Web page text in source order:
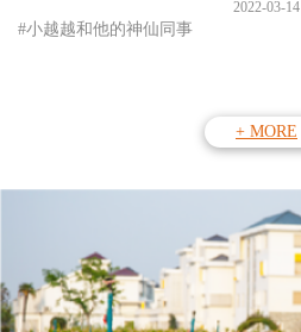
2022-03-14
#小越越和他的神仙同事
+ MORE